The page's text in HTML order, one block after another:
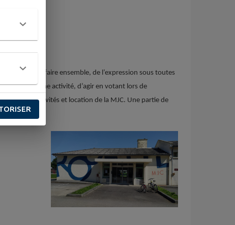
du vivre et faire ensemble, de l’expression sous toutes
pratiquer une activité, d’agir en votant lors de
festivités et location de la MJC. Une partie de